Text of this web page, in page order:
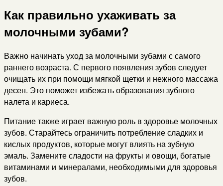
Как правильно ухаживать за
молочными зубами?
Важно начинать уход за молочными зубами с самого
раннего возраста. С первого появления зубов следует
очищать их при помощи мягкой щетки и нежного массажа
десен. Это поможет избежать образования зубного
налета и кариеса.
Питание также играет важную роль в здоровье молочных
зубов. Старайтесь ограничить потребление сладких и
кислых продуктов, которые могут влиять на зубную
эмаль. Замените сладости на фрукты и овощи, богатые
витаминами и минералами, необходимыми для здоровья
зубов.